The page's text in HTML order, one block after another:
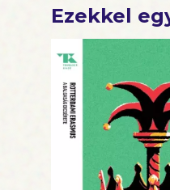
Ezekkel